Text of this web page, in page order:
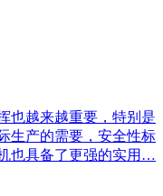
也越来越重要，特别是
生产的需要，安全性标
也具备了更强的实用…